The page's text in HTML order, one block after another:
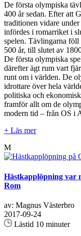
De första olympiska
400 år sedan. Efter att
traditionen vidare
infördes i romarriket i
spelen. Tävlingarna föll
500 år, till slutet av
De första olympiska
därefter ägt rum vart
runt om i världen. De
idrottare över hela
politiska och
framför allt om de
modern tid – från OS i
+ Läs mer
M
Hästkapplöpning var
Rom
av: Magnus Västerbro
2017-09-24
Lästid 10 minuter